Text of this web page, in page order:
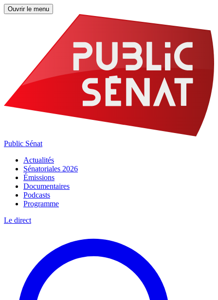
Ouvrir le menu
Public Sénat
Actualités
Sénatoriales 2026
Émissions
Documentaires
Podcasts
Programme
Le direct